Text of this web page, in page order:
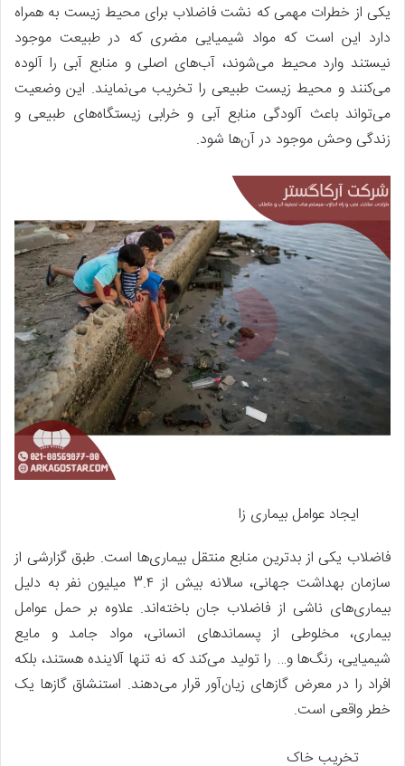
یکی از خطرات مهمی که نشت فاضلاب برای محیط زیست به همراه
دارد این است که مواد شیمیایی مضری که در طبیعت موجود
نیستند وارد محیط می‌شوند، آب‌های اصلی و منابع آبی را آلوده
می‌کنند و محیط زیست طبیعی را تخریب می‌نمایند. این وضعیت
می‌تواند باعث آلودگی منابع آبی و خرابی زیستگاه‌های طبیعی و
زندگی وحش موجود در آن‌ها شود.
ایجاد عوامل بیماری زا
فاضلاب یکی از بدترین منابع منتقل بیماری‌ها است. طبق گزارشی از
سازمان بهداشت جهانی، سالانه بیش از 3.۴ میلیون نفر به دلیل
بیماری‌های ناشی از فاضلاب جان باخته‌اند. علاوه بر حمل عوامل
بیماری، مخلوطی از پسماندهای انسانی، مواد جامد و مایع
شیمیایی، رنگ‌ها و… را تولید می‌کند که نه تنها آلاینده هستند، بلکه
افراد را در معرض گازهای زیان‌آور قرار می‌دهند. استنشاق گازها یک
خطر واقعی است.
تخریب خاک